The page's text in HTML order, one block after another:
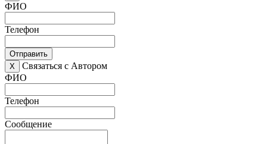
ФИО
Телефон
Отправить
X
Связаться с Автором
ФИО
Телефон
Сообщение